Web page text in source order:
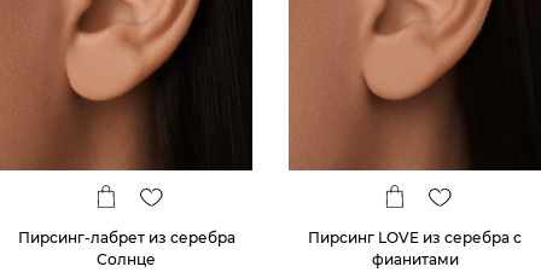
Пирсинг-лабрет из серебра
Солнце
Пирсинг LOVE из серебра с
фианитами